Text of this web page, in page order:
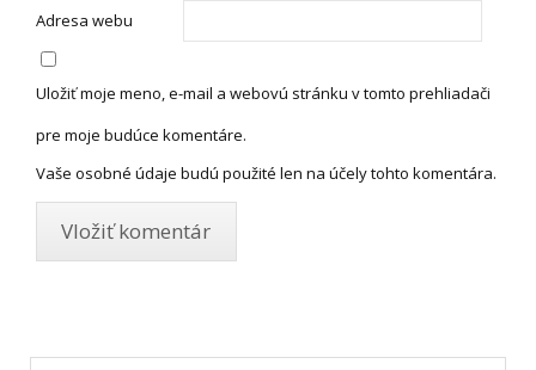
Adresa webu
Uložiť moje meno, e-mail a webovú stránku v tomto prehliadači
pre moje budúce komentáre.
Vaše osobné údaje budú použité len na účely tohto komentára.